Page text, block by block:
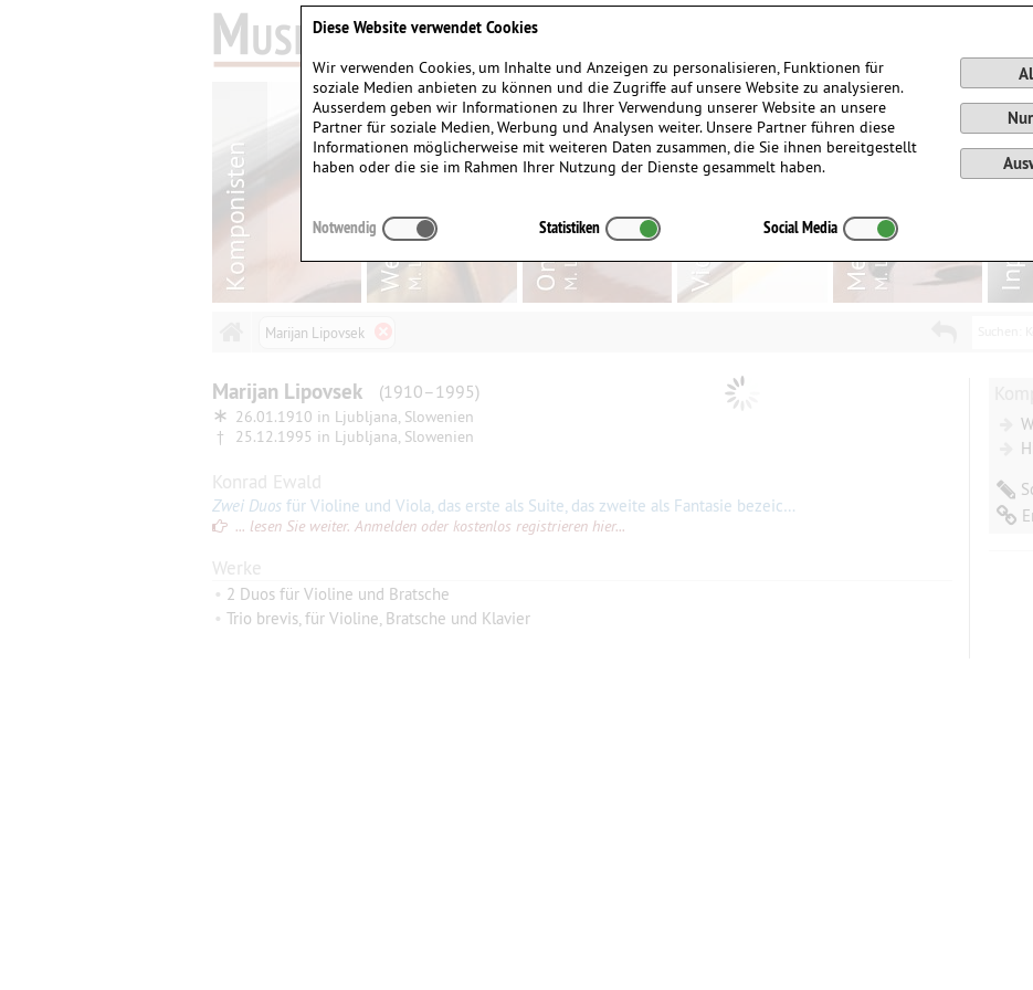
Marijan Lipovsek
Marijan Lipovsek (1910–1995)
∗ 26.01.1910 in Ljubljana, Slowenien
†
25.12.1995 in Ljubljana, Slowenien
Konrad Ewald
Zwei Duos für Violine und Viola, das erste als Suite, das zweite als Fantasie bezeichnet, sind Spielmusik im besten Sinn. Die Fantasie ist schwieriger als die Suite.
... lesen Sie weiter. Anmelden oder kostenlos registrieren hier...
Werke
• 2 Duos für Violine und Bratsche
• Trio brevis, für Violine, Bratsche und Klavier
Diese Website verwendet Cookies
Wir verwenden Cookies, um Inhalte und Anzeigen zu personalisieren, Funktionen für
soziale Medien anbieten zu können und die Zugriffe auf unsere Website zu analysieren.
Ausserdem geben wir Informationen zu Ihrer Verwendung unserer Website an unsere
Partner für soziale Medien, Werbung und Analysen weiter. Unsere Partner führen diese
Informationen möglicherweise mit weiteren Daten zusammen, die Sie ihnen bereitgestellt
haben oder die sie im Rahmen Ihrer Nutzung der Dienste gesammelt haben.
Notwendig Statistiken Social Media